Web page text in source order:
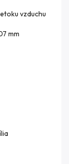
vzduchu
mm